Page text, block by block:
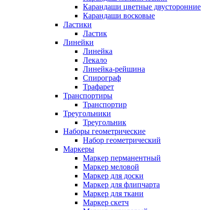
Карандаши цветные двусторонние
Карандаши восковые
Ластики
Ластик
Линейки
Линейка
Лекало
Линейка-рейшина
Спирограф
Трафарет
Транспортиры
Транспортир
Треугольники
Треугольник
Наборы геометрические
Набор геометрический
Маркеры
Маркер перманентный
Маркер меловой
Маркер для доски
Маркер для флипчарта
Маркер для ткани
Маркер скетч